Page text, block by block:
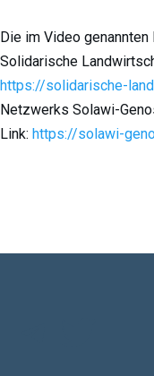
Die im Video
Solidarische
https://solidarische-
Netzwerks Solawi-
Link: https://solawi-